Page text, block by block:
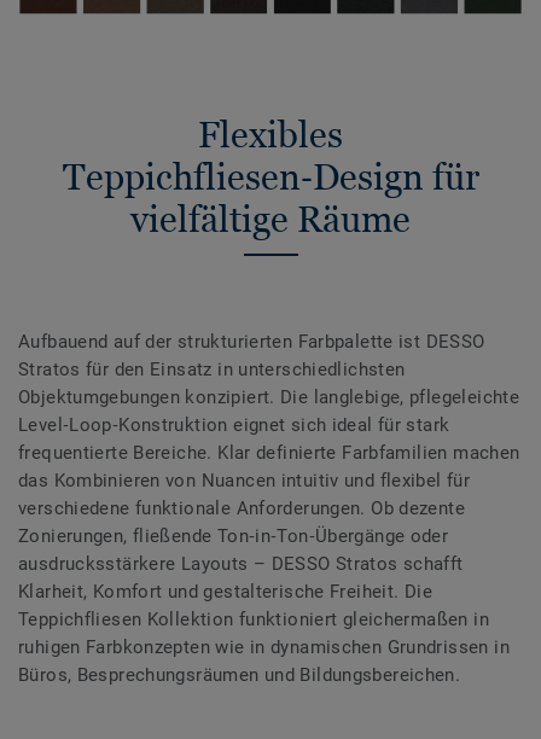
Flexibles
Teppichfliesen‑Design für
vielfältige Räume
Aufbauend auf der strukturierten Farbpalette ist DESSO
Stratos für den Einsatz in unterschiedlichsten
Objektumgebungen konzipiert. Die langlebige, pflegeleichte
Level‑Loop‑Konstruktion eignet sich ideal für stark
frequentierte Bereiche. Klar definierte Farbfamilien machen
das Kombinieren von Nuancen intuitiv und flexibel für
verschiedene funktionale Anforderungen. Ob dezente
Zonierungen, fließende Ton‑in‑Ton‑Übergänge oder
ausdrucksstärkere Layouts – DESSO Stratos schafft
Klarheit, Komfort und gestalterische Freiheit. Die
Teppichfliesen Kollektion funktioniert gleichermaßen in
ruhigen Farbkonzepten wie in dynamischen Grundrissen in
Büros, Besprechungsräumen und Bildungsbereichen.